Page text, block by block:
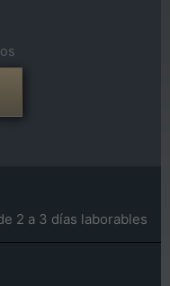
2 a 3 días laborables